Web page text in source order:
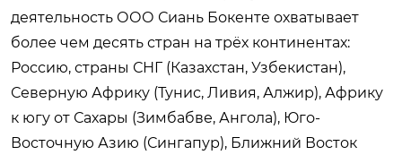
деятельность ООО Сиань Бокенте охватывает
более чем десять стран на трёх континентах:
Россию, страны СНГ (Казахстан, Узбекистан),
Северную Африку (Тунис, Ливия, Алжир), Африку
к югу от Сахары (Зимбабве, Ангола), Юго-
Восточную Азию (Сингапур), Ближний Восток